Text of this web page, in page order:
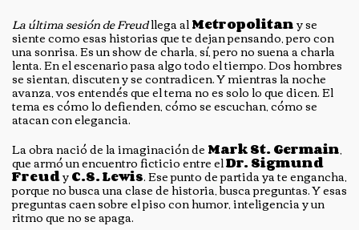
La última sesión de Freudllega alMetropolitany se
siente como esas historias que te dejan pensando, pero con
una sonrisa. Es un show de charla, sí, pero no suena a charla
lenta. En el escenario pasa algo todo el tiempo. Dos hombres
se sientan, discuten y se contradicen. Y mientras la noche
avanza, vos entendés que el tema no es solo lo que dicen. El
tema es cómo lo defienden, cómo se escuchan, cómo se
atacan con elegancia.
La obra nació de la imaginación deMark St. Germain,
que armó un encuentro ficticio entre elDr. Sigmund
FreudyC.S. Lewis. Ese punto de partida ya te engancha,
porque no busca una clase de historia, busca preguntas. Y esas
preguntas caen sobre el piso con humor, inteligencia y un
ritmo que no se apaga.